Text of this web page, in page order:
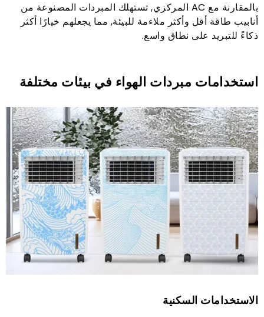
بالمقارنة مع AC المركزي, تستهلك المبردات المصنوعة من
أنابيب طاقة أقل وأكثر ملاءمة للبيئة, مما يجعلهم خيارًا أكثر
ذكاءً للتبريد على نطاق واسع.
استخدامات مبردات الهواء في بيئات مختلفة
الاستخدامات السكنية